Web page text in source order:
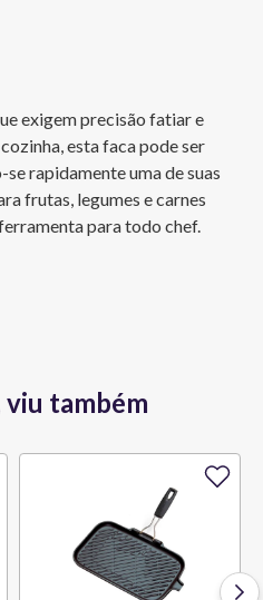
exigem precisão fatiar e
esta faca pode ser
rapidamente uma de suas
frutas, legumes e carnes
para todo chef.
viu também